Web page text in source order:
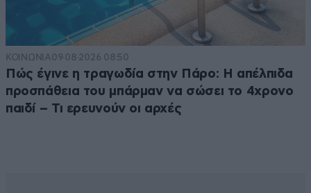
ΚΟΙΝΩΝΙΑ09·08·2026 08:50
Πώς έγινε η τραγωδία στην Πάρο: Η απέλπιδα
προσπάθεια του μπάρμαν να σώσει το 4χρονο
παιδί – Τι ερευνούν οι αρχές